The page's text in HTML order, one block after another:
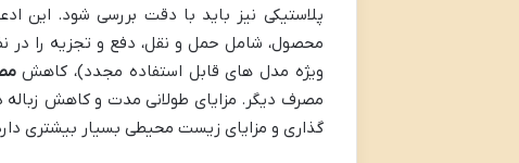
پلاستیکی نیز باید با دقت بررسی شود. این
محصول، شامل حمل و نقل، دفع و تجزیه را در
ویژه مدل های قابل استفاده مجدد)، کاهش
مصرف دیگر. مزایای طولانی مدت و کاهش زباله
گذاری و مزایای زیست محیطی بسیار بیشتری